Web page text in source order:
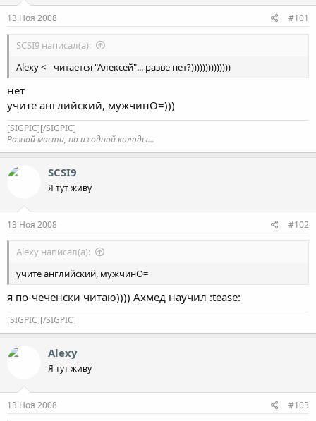
ы
13 Ноя 2008 #101
SCSI9 написал(а):
Alexy <-- читается "Алексей"... разве нет?))))))))))))))
нет
учите английский, мужчинО=)))
[SIGPIC][/SIGPIC]
Разной масти, но из одной колоды...
SCSI9
Я тут живу
13 Ноя 2008 #102
Alexy написал(а):
учите английский, мужчинО=
я по-чеченски читаю)))) Ахмед научил :tease:
[SIGPIC][/SIGPIC]
Alexy
Я тут живу
13 Ноя 2008 #103